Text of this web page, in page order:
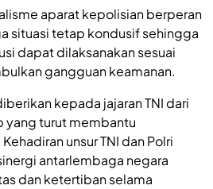
aparat kepolisian berperan
situasi tetap kondusif sehingga
dapat dilaksanakan sesuai
gangguan keamanan.
kepada jajaran TNI dari
turut membantu
unsur TNI dan Polri
antarlembaga negara
dan ketertiban selama